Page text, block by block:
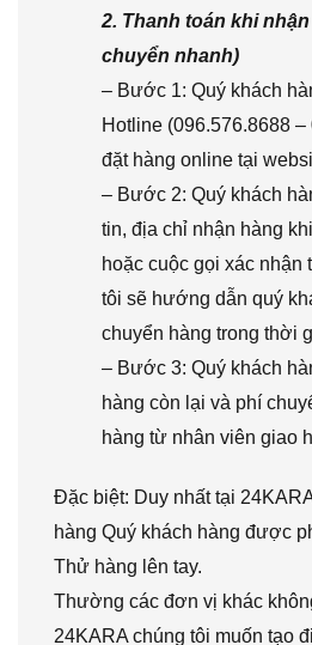
2. Thanh toán khi
chuyển nhanh)
– Bước 1: Quý khách
Hotline (096.576.8688
đặt hàng online tại
– Bước 2: Quý khách
tin, địa chỉ nhận hàng
hoặc cuộc gọi xác nhận
tôi sẽ hướng dẫn quý
chuyển hàng trong thời
– Bước 3: Quý khách
hàng còn lại và phí
hàng từ nhân viên giao
Đặc biệt: Duy nhất tại
hàng Quý khách hàng được
Thử hàng lên tay.
Thường các đơn vị khác
24KARA chúng tôi muốn tạo